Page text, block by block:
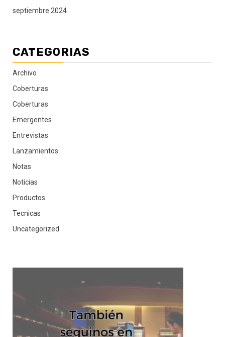
septiembre 2024
CATEGORIAS
Archivo
Coberturas
Coberturas
Emergentes
Entrevistas
Lanzamientos
Notas
Noticias
Productos
Tecnicas
Uncategorized